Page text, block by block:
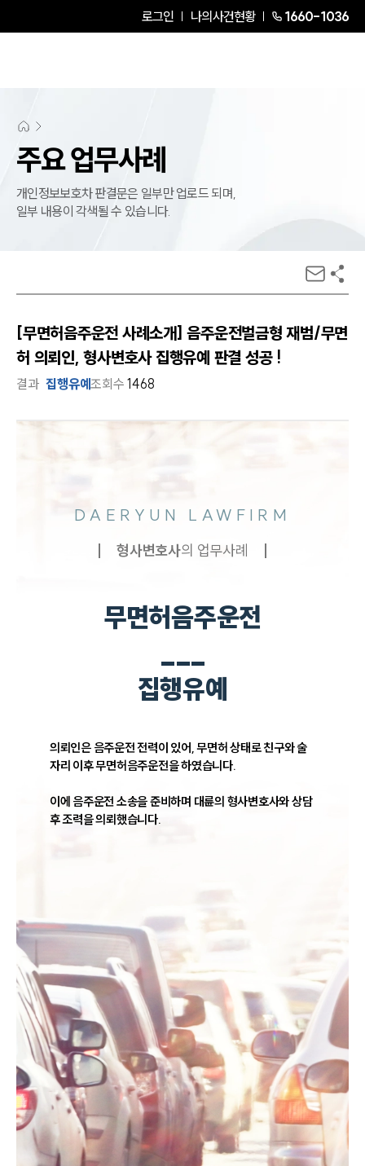
로그인 나의사건현황 1660-1036
주요 업무사례
개인정보보호차 판결문은 일부만 업로드 되며,
일부 내용이 각색될 수 있습니다.
[무면허음주운전 사례소개] 음주운전벌금형 재범/무면
허 의뢰인, 형사변호사 집행유예 판결 성공 !
결과 집행유예조회수1468
DAERYUN LAWFIRM
형사변호사의 업무사례
무면허음주운전
___
집행유예
의뢰인은 음주운전 전력이 있어, 무면허 상태로 친구와 술
자리 이후 무면허음주운전을 하였습니다.
이에 음주운전 소송을 준비하며 대륜의 형사변호사와 상담
후 조력을 의뢰했습니다.